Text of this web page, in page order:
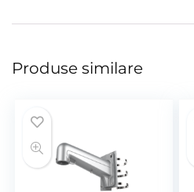
Produse similare